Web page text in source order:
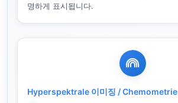
명하게 표시됩니다.
Hyperspektrale 이미징 / Chemometrie